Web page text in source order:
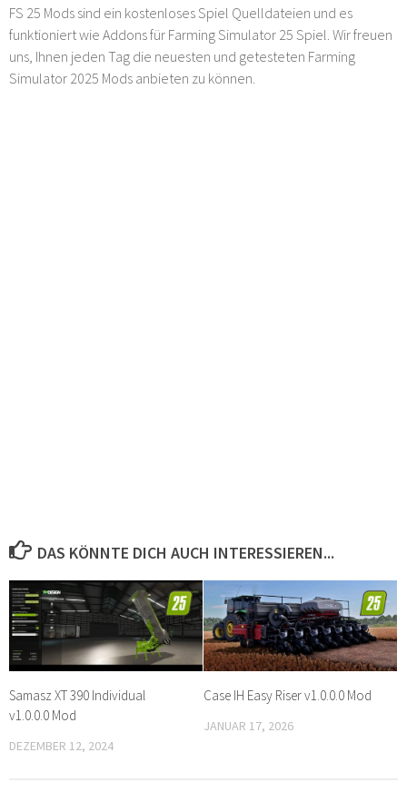
FS 25 Mods sind ein kostenloses Spiel Quelldateien und es
funktioniert wie Addons für Farming Simulator 25 Spiel. Wir freuen
uns, Ihnen jeden Tag die neuesten und getesteten Farming
Simulator 2025 Mods anbieten zu können.
DAS KÖNNTE DICH AUCH INTERESSIEREN...
Samasz XT 390 Individual
v1.0.0.0 Mod
DEZEMBER 12, 2024
Case IH Easy Riser v1.0.0.0 Mod
JANUAR 17, 2026